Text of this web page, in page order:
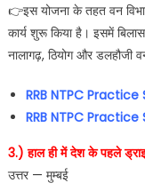
👉इस योजना के तहत वन
कार्य शुरू किया है। इसमें
नालागढ़, ठियोग और डलहौजी
RRB NTPC
RRB NTPC
3.) हाल ही में देश के पहले
उत्तर — मुम्बई